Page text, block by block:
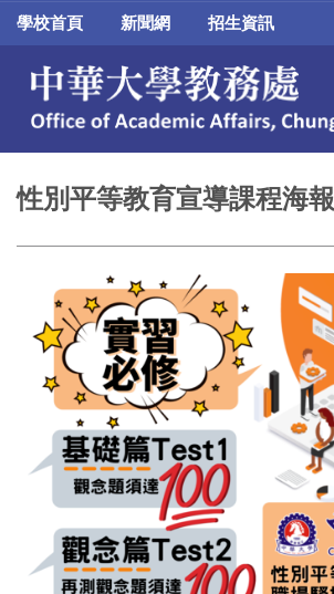
跳
區
學校首頁 新聞網 招生資訊
性別平等教育宣導課程海報